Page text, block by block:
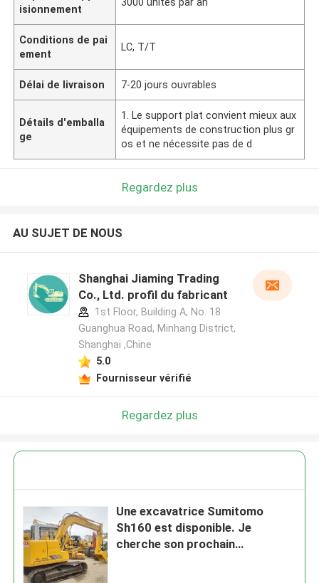
isionnement
Conditions de pai
ement
LC, T/T
Délai de livraison 7-20 jours ouvrables
Détails d'emballa
ge
1. Le support plat convient mieux aux
équipements de construction plus gr
os et ne nécessite pas de d
Regardez plus
AU SUJET DE NOUS
Shanghai Jiaming Trading
Co., Ltd. profil du fabricant
1st Floor, Building A, No. 18
Guanghua Road, Minhang District,
Shanghai ,Chine
5.0
Fournisseur vérifié
Regardez plus
Une excavatrice Sumitomo
Sh160 est disponible. Je
cherche son prochain